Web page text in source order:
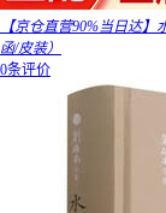
【京仓直营90%当日达
函/皮装）
0条评价